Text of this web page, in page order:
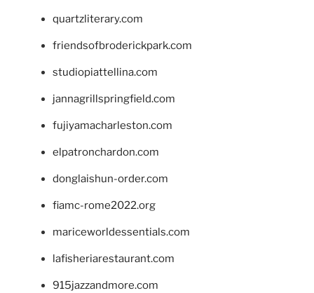
quartzliterary.com
friendsofbroderickpark.com
studiopiattellina.com
jannagrillspringfield.com
fujiyamacharleston.com
elpatronchardon.com
donglaishun-order.com
fiamc-rome2022.org
mariceworldessentials.com
lafisheriarestaurant.com
915jazzandmore.com